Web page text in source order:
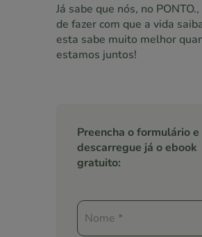
Já sabe que nós, no
de fazer com que a vida
esta sabe muito melhor
estamos juntos!
Preencha o formulário e
descarregue já o ebook
gratuito:
E-
book
+